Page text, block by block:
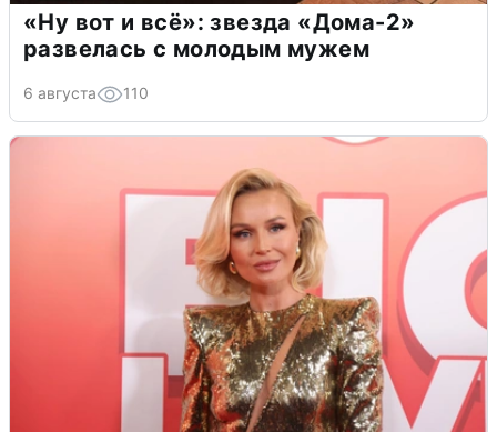
«Ну вот и всё»: звезда «Дома-2»
развелась с молодым мужем
6 августа 110